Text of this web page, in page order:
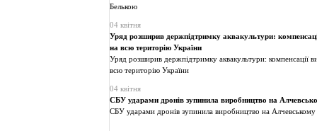
Белькою
04 квітня
Уряд розширив держпідтримку аквакультури:
на всю територію України
Уряд розширив держпідтримку аквакультури: компенсації
всю територію України
04 квітня
СБУ ударами дронів зупинила виробництво на
СБУ ударами дронів зупинила виробництво на Алчевському